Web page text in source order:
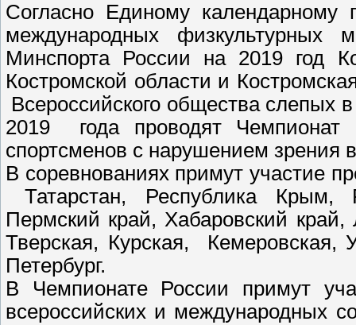
Согласно Единому календарному
международных физкультурных
Минспорта России на 2019 год
Костромской области и
Всероссийского общества слепых
2019 года проводят
спортсменов с нарушением зрения
В соревнованиях примут участие
Татарстан, Республика Крым,
Пермский край, Хабаровский край,
Тверская, Курская, Кемеровская,
Петербург.
В Чемпионате России примут
всероссийских и международных